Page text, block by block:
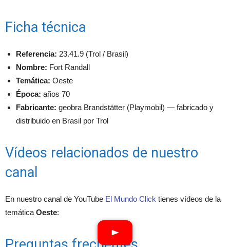
Ficha técnica
Referencia: 23.41.9 (Trol / Brasil)
Nombre: Fort Randall
Temática: Oeste
Época: años 70
Fabricante: geobra Brandstätter (Playmobil) — fabricado y
distribuido en Brasil por Trol
Vídeos relacionados de nuestro
canal
En nuestro canal de YouTube El Mundo Click tienes vídeos de la
temática Oeste: